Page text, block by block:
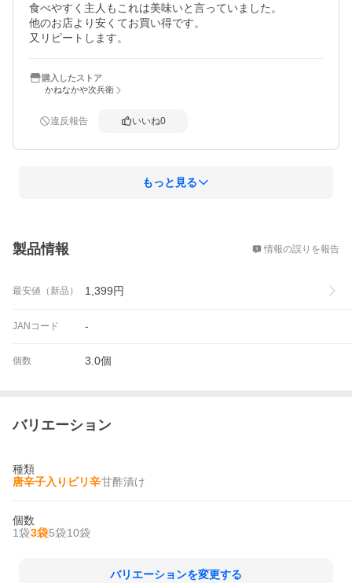
食べやすく主人もこれは美味いと言っていました。
他のお店より安くてお買い得です。
又リピートします。
購入したストア
かねなかや次兵衛
違反報告 いいね0
もっと見る
製品情報 情報の誤りを報告
最安値（新品） 1,399円
JANコード -
個数 3.0個
バリエーション
種類
唐辛子入りピリ辛甘酢漬け
個数
1袋3袋5袋10袋
バリエーションを変更する